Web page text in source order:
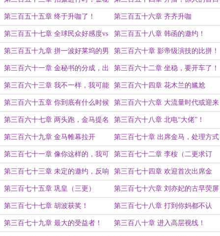
书开播前夕！ 数据！
第三百五十五章 终于升咖了！ 第三百五十六章 齐齐升咖
第三百五十七章 全球民众好感度vs
国货之光！
第三百五十八章 韩函的邀约！
第三百五十九章 拼一波好莱坞的男
一号！
第三百六十章 影帝级演技的比拼！
第三百六十一章 金秘书的分成，出
海赚钱！
第三百六十二章 坐稳，要开车了！
第三百六十三章 我不一样，我可能
完美一点~
第三百六十四章 花木兰的尴尬
第三百六十五章 你到底有什么时候
不会的？
第三百六十六章 大流量时代或迎来
终结！
第三百六十七章 两头跑，金马提名 第三百六十八章 北电“大佬”！
第三百六十九章 金马帷幕拉开 第三百七十章 出席金马，处理方式
第三百七十一章 像你这样的，我可
以打十个！（一更，今日五更！）
第三百七十二章 李桉（二更求订
阅！）
第三百七十三章 未定的邀约，反响
（一更，努力五更）
第三百七十四章 欢迎首次出席金
马！（二更）
第三百七十五章 巩皇（三更） 第三百七十六章 刘亦妃的古早荧屏
cp（差一更，太晚了明天补）
第三百七十七章 胡波获奖！ 第三百七十八章 打到你妈都不认
识！
第三百七十九章 最大的受益者！ 第三百八十章 进入高层视线！